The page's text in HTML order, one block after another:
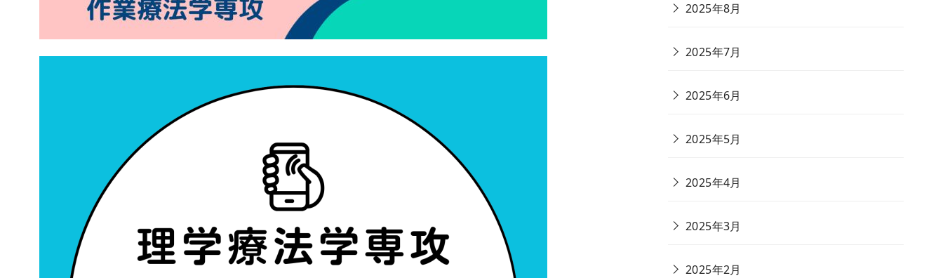
2025年8月
2025年7月
2025年6月
2025年5月
2025年4月
2025年3月
2025年2月